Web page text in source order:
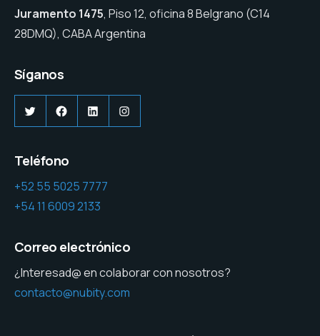
Juramento 1475, Piso 12, oficina 8 Belgrano (C14
28DMQ), CABA Argentina
Síganos
TwitterFacebook
LinkedInInstagram
Teléfono
+52 55 5025 7777
+54 11 6009 2133
Correo electrónico
¿Interesad@ en colaborar con nosotros?
contacto@nubity.com